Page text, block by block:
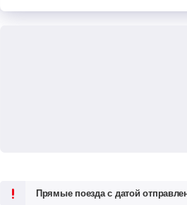
Прямые поезда с датой